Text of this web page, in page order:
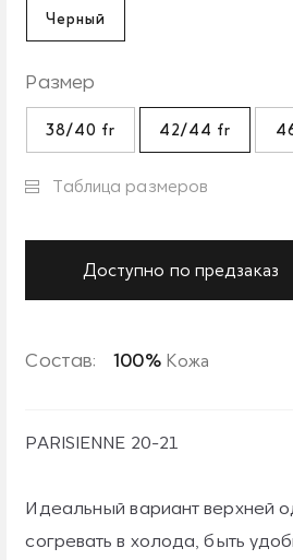
Черный
Размер
38/40 fr 42/44 fr
Таблица размеров
Доступно по предзаказ
Состав: 100%Кожа
PARISIENNE 20-21
Идеальный вариант верхней
согревать в холода, быть